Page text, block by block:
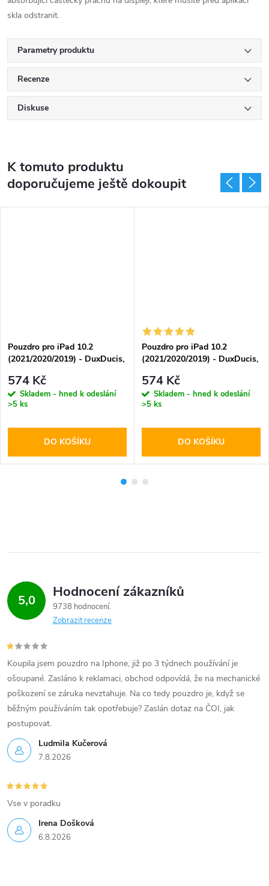
skla odstranit.
Parametry produktu
Recenze
Diskuse
K tomuto produktu
doporučujeme ještě dokoupit
Pouzdro pro iPad 10.2
(2021/2020/2019) - DuxDucis,
574 Kč
Skladem - hned k odeslání
>5 ks
DO KOŠÍKU
Pouzdro pro iPad 10.2
(2021/2020/2019) - DuxDucis,
574 Kč
Skladem - hned k odeslání
>5 ks
DO KOŠÍKU
5,0 Hodnocení zákazníků
9738 hodnocení
Zobrazit recenze
Ludmila Kučerová
7.8.2026
Koupila jsem pouzdro na Iphone, již po 3 týdnech používání je
ošoupané. Zasláno k reklamaci, obchod odpovídá, že na mechanické
poškození se záruka nevztahuje. Na co tedy pouzdro je, když se
běžným používáním tak opotřebuje? Zaslán dotaz na ČOI, jak
postupovat.
Irena Došková
6.8.2026
Vse v poradku